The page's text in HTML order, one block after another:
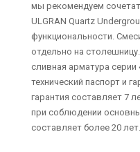
мы рекомендуем
ULGRAN Quartz
функциональности.
отдельно на
сливная арматура серии
технический паспорт и
гарантия составляет 7
при соблюдении
составляет более 20 лет.